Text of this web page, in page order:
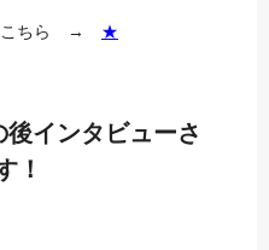
こちら → ★
インタビューさ
！